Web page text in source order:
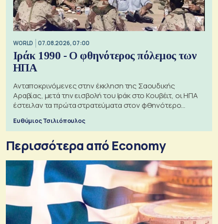
WORLD 07.08.2026, 07:00
Ιράκ 1990 - Ο φθηνότερος πόλεμος των
ΗΠΑ
Ανταποκρινόμενες στην έκκληση της Σαουδικής
Αραβίας, μετά την εισβολή του Ιράκ στο Κουβέιτ, οι ΗΠΑ
έστειλαν τα πρώτα στρατεύματα στον φθηνότερο
πόλεμο της ιστορίας τους
Ευθύμιος Τσιλιόπουλος
Περισσότερα από Economy